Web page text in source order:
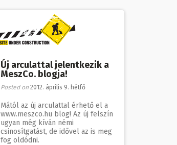
Új arculattal jelentkezik a
MeszCo. blogja!
Posted on 2012. április 9. hétfő
Mától az új arculattal érhető el a
www.meszco.hu blog! Az új felszín
ugyan még kíván némi
csinosítgatást, de idővel az is meg
fog oldódni.